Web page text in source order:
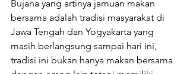
Bujana yang artinya jamuan makan
bersama adalah tradisi masyarakat di
Jawa Tengah dan Yogyakarta yang
masih berlangsung sampai hari ini,
tradisi ini bukan hanya makan bersama